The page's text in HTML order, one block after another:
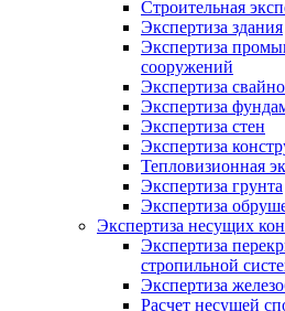
Строительная
Экспертиза здания
Экспертиза
сооружений
Экспертиза
Экспертиза
Экспертиза стен
Экспертиза
Тепловизионная
Экспертиза грунта
Экспертиза
Экспертиза несущих
Экспертиза
стропильной
Экспертиза
Расчет несущей